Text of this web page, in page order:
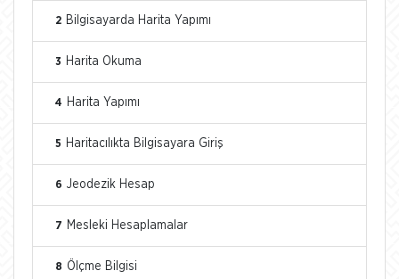
2 Bilgisayarda Harita Yapımı
3 Harita Okuma
4 Harita Yapımı
5 Haritacılıkta Bilgisayara Giriş
6 Jeodezik Hesap
7 Mesleki Hesaplamalar
8 Ölçme Bilgisi